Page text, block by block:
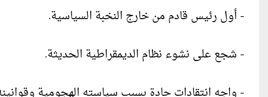
- أول رئيس قادم من خارج النخبة السياسية.
- شجع على نشوء نظام الديمقراطية الحديثة.